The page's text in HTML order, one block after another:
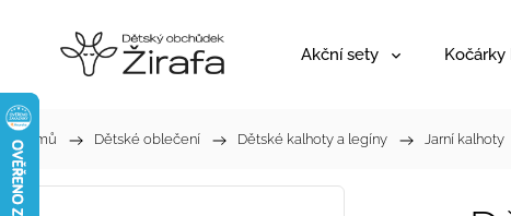
Akční sety
Domů / Dětské oblečení / Dětské kalhoty a legíny / Jarní kalhoty